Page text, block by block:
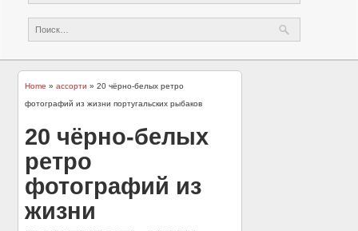
Home »ассорти » 20 чёрно-белых ретро
фотографий из жизни португальских рыбаков
20 чёрно-белых
ретро
фотографий из
жизни